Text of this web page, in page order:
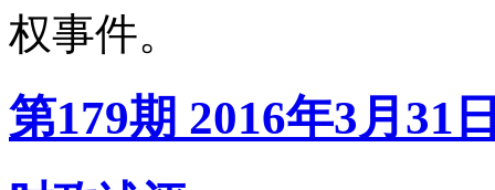
权事件。
第179期 2016年3月31